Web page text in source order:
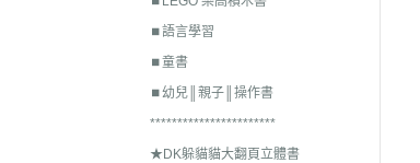
⏹︎語言學習
⏹︎童書
⏹︎幼兒║親子║操作書
***********************
★DK躲貓貓大翻頁立體書